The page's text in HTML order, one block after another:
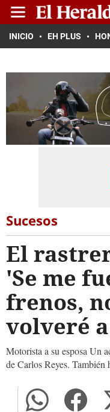
INICIO EH PLUS
Sucesos
El
'Se me
frenos,
volveré
Motorista a su esposa Un
de Carlos Reyes. También